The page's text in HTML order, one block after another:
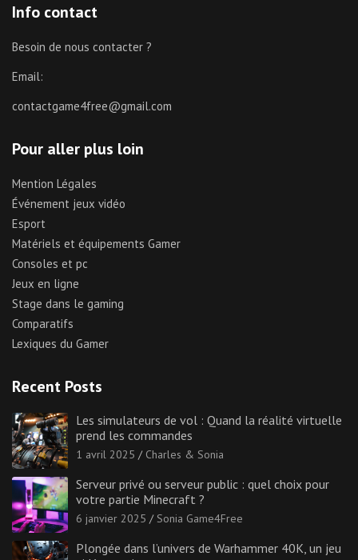
Info contact
Besoin de nous contacter ?
Email:
contactgame4free@gmail.com
Pour aller plus loin
Mention Légales
Événement jeux vidéo
Esport
Matériels et équipements Gamer
Consoles et pc
Jeux en ligne
Stage dans le gaming
Comparatifs
Lexiques du Gamer
Recent Posts
Les simulateurs de vol : Quand la réalité virtuelle
prend les commandes
1 avril 2025 Charles & Sonia
Serveur privé ou serveur public : quel choix pour
votre partie Minecraft ?
6 janvier 2025 Sonia Game4Free
Plongée dans l’univers de Warhammer 40K, un jeu